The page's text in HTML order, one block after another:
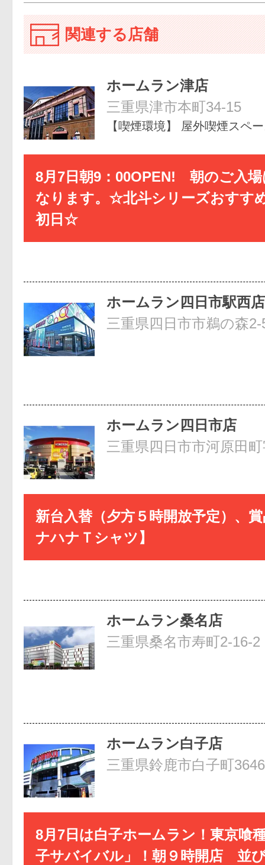
関連する店舗
ホームラン津店
三重県津市本町34-15
【喫煙環境】 屋外喫煙スペ
8月7日朝9：00OPEN! 朝のご入場
なります。☆北斗シリーズおすす
初日☆
ホームラン四日市駅西店
三重県四日市市鵜の森2-
ホームラン四日市店
三重県四日市市河原田
新台入替（夕方５時開放予定）、
ナハナＴシャツ】
ホームラン桑名店
三重県桑名市寿町2-16-2
ホームラン白子店
三重県鈴鹿市白子町
8月7日は白子ホームラン！東京喰
子サバイバル」！朝９時開店 並